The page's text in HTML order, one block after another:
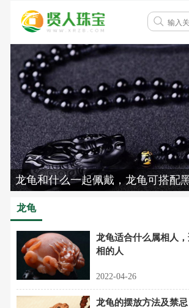
龙龟和什么一起佩戴，龙龟可搭配
龙龟
龙龟适合什么属相人
相的人
2022-04-26
龙龟的摆放方法及禁